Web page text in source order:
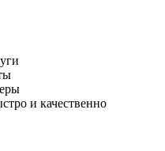
и качественно